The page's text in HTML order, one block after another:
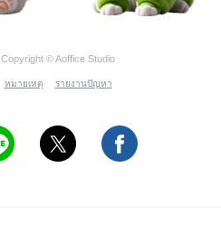
Copyright © Aoffice Studio
หมายเหตุ รายงานปัญหา